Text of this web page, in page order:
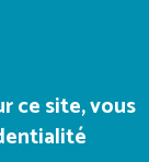
ce site, vous